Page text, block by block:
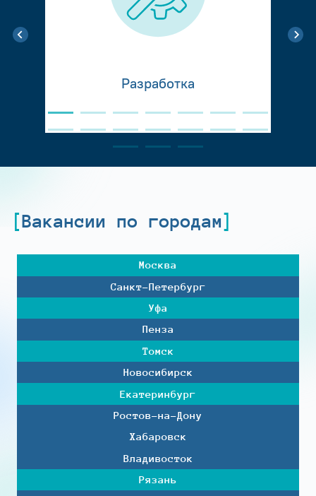
Разработка
Вакансии по городам
Москва
Санкт-Петербург
Уфа
Пенза
Томск
Новосибирск
Екатеринбург
Ростов-на-Дону
Хабаровск
Владивосток
Рязань